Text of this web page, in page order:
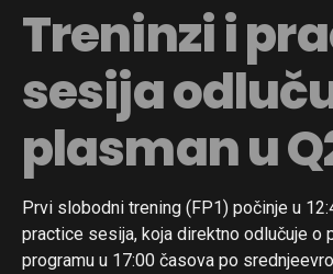
Treninzi i
sesija
plasman u
Prvi slobodni trening (FP1) počinje u
practice sesija, koja direktno odlučuje o
programu u 17:00 časova po